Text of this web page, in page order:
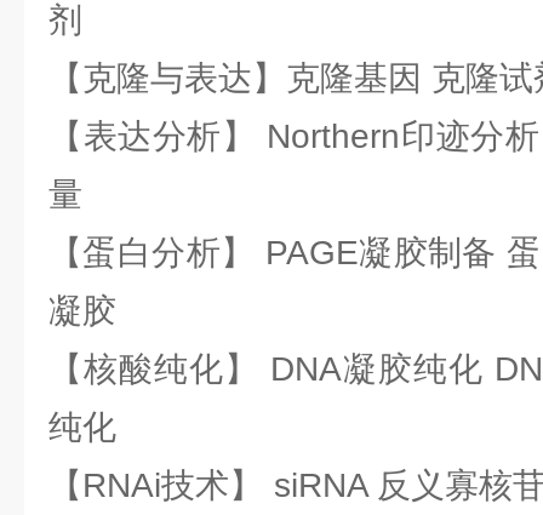
剂
【克隆与表达】克隆基因 克隆
【表达分析】 Northern印迹分
量
【蛋白分析】 PAGE凝胶制备
凝胶
【核酸纯化】 DNA凝胶纯化
纯化
【RNAi技术】 siRNA 反义寡核